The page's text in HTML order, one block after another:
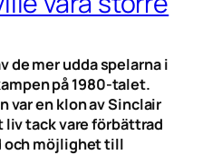
de mer udda spelarna i
på 1980-talet.
var en klon av Sinclair
liv tack vare förbättrad
och möjlighet till